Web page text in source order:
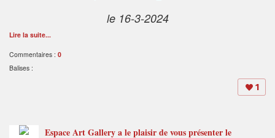
le 16-3-2024
Lire la suite...
Commentaires : 0
Balises :
1
Espace Art Gallery a le plaisir de vous présenter le